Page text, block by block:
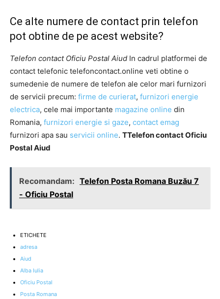
Ce alte numere de contact prin telefon
pot obtine de pe acest website?
Telefon contact Oficiu Postal Aiud In cadrul platformei de
contact telefonic telefoncontact.online veti obtine o
sumedenie de numere de telefon ale celor mari furnizori
de servicii precum: firme de curierat, furnizori energie
electrica, cele mai importante magazine online din
Romania, furnizori energie si gaze, contact emag
furnizori apa sau servicii online. TTelefon contact Oficiu
Postal Aiud
Recomandam: Telefon Posta Romana Buzău 7
- Oficiu Postal
ETICHETE
adresa
Aiud
Alba Iulia
Oficiu Postal
Posta Romana